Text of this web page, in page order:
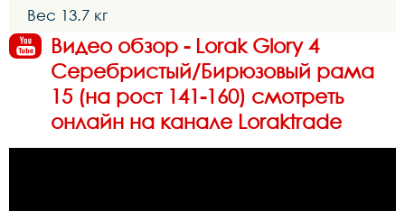
Вес 13.7 кг
Видео обзор - Lorak Glory 4
Серебристый/Бирюзовый рама
15 (на рост 141-160) смотреть
онлайн на канале Loraktrade